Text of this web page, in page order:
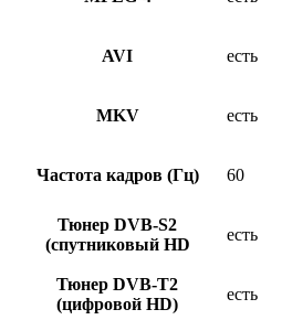
AVI есть
MKV есть
Частота кадров (Гц) 60
Тюнер DVB-S2
(спутниковый HD
есть
Тюнер DVB-T2
(цифровой HD)
есть